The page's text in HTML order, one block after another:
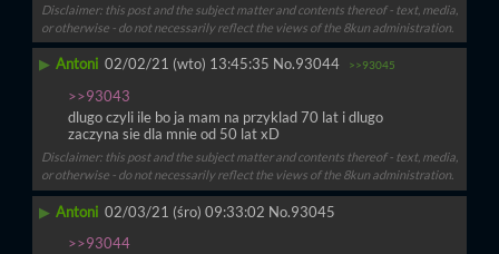
Disclaimer: this post and the subject matter and contents thereof - text, media,
or otherwise - do not necessarily reflect the views of the 8kun administration.
▶ Antoni 02/02/21 (wto) 13:45:35 No.93044 >>93045
>>93043
dlugo czyli ile bo ja mam na przyklad 70 lat i dlugo
zaczyna sie dla mnie od 50 lat xD
Disclaimer: this post and the subject matter and contents thereof - text, media,
or otherwise - do not necessarily reflect the views of the 8kun administration.
▶ Antoni 02/03/21 (śro) 09:33:02 No.93045
>>93044